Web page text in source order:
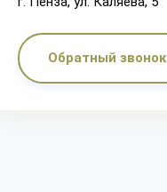
Обратный звонок